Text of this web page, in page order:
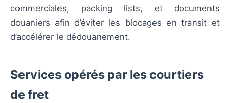
commerciales, packing lists, et documents
douaniers afin d’éviter les blocages en transit et
d’accélérer le dédouanement.
Services opérés par les courtiers
de fret